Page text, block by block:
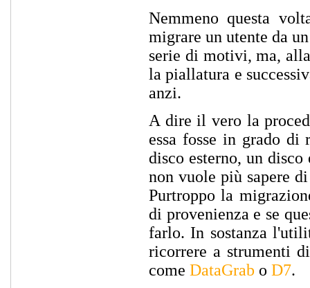
Nemmeno questa
migrare un utente da
serie di motivi, ma,
la piallatura e
anzi.
A dire il vero la
essa fosse in grado
disco esterno, un
non vuole più sapere
Purtroppo la
di provenienza e se
farlo. In sostanza
ricorrere a strumenti
come DataGrab o D7.